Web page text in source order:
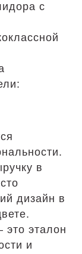
с
в
дизайн в
эталон
и